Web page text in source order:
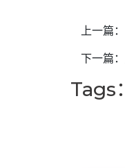
上一篇：
下一篇：
Tags：